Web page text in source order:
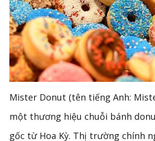
Mister Donut (tên tiếng Anh:
một thương hiệu chuỗi bánh
gốc từ Hoa Kỳ. Thị trường chính